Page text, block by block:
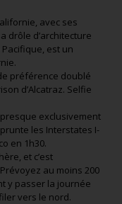
avec ses
drôle d’architecture
est un
préférence doublé
d’Alcatraz. Selfie
exclusivement
les Interstates I-
en 1h30.
et c’est
au moins 200
y passer la journée
vers le nord.